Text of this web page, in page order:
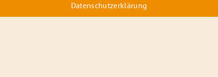
Datenschutzerklärung